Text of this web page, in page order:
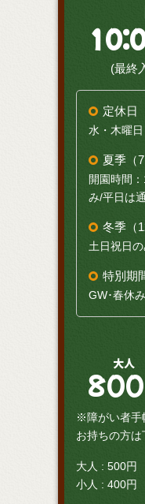
(最終
定休日
水・木曜日
夏季（7
開園時間
み/平日は
冬季（
土日祝日
特別期
GW･春休
大人
800
※障がい者手
お持ちの方は
大人 : 500円
小人 : 400円